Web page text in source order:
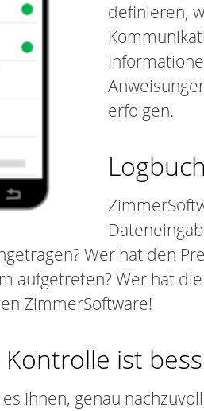
definieren,
erfolgen.
Wer hat den
aufgetreten? Wer hat
ZimmerSoftware!
ist
Ihnen, genau